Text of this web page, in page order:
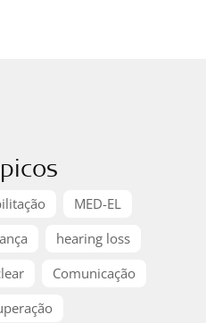
MED-EL
hearing loss
Comunicação